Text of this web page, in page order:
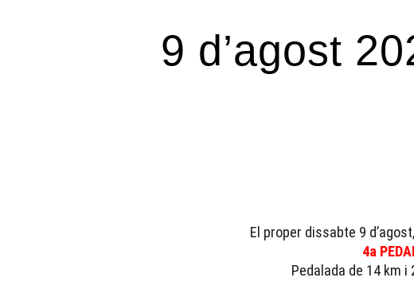
9 d’agost
El proper dissabte 9
4a
Pedalada de 14 km